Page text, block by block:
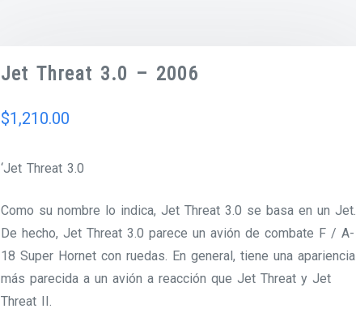
Jet Threat 3.0 – 2006
$1,210.00
‘Jet Threat 3.0
Como su nombre lo indica, Jet Threat 3.0 se basa en un Jet.
De hecho, Jet Threat 3.0 parece un avión de combate F / A-
18 Super Hornet con ruedas. En general, tiene una apariencia
más parecida a un avión a reacción que Jet Threat y Jet
Threat II.